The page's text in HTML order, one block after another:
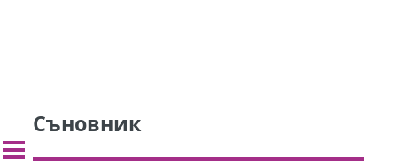
Съновник